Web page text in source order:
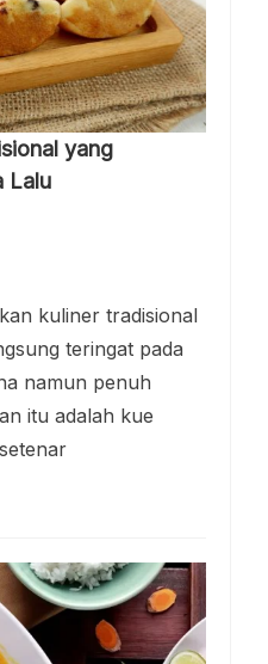
yang
Lalu
kuliner tradisional
teringat pada
namun penuh
itu adalah kue